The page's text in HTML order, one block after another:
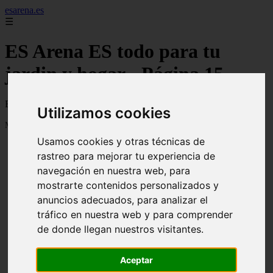
Utilizamos cookies
Usamos cookies y otras técnicas de
rastreo para mejorar tu experiencia de
navegación en nuestra web, para
mostrarte contenidos personalizados y
anuncios adecuados, para analizar el
tráfico en nuestra web y para comprender
de donde llegan nuestros visitantes.
Aceptar
esarena.es
☰
ES Arena ES todo para tu
jardin y hogar - Página 15
Blog sobre hogar, jardin, plantas, clutivos, flores y mucho más...
Mostrando 337 - 360 de 2120 artículos
21 árboles perfectos para cultivar en macetas y
contenedores de exterior